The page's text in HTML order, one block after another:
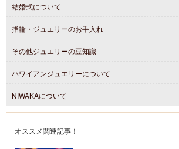
結婚式について
指輪・ジュエリーのお手入れ
その他ジュエリーの豆知識
ハワイアンジュエリーについて
NIWAKAについて
オススメ関連記事！